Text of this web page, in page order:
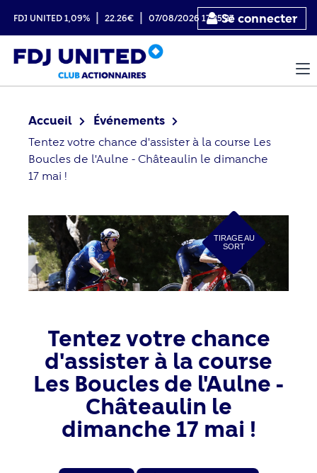
FDJ UNITED 1,09% | 22.26€ | 07/08/2026 17:35:27Se connecter
Accueil
Événements
Tentez votre chance d'assister à la course Les
Boucles de l'Aulne - Châteaulin le dimanche
17 mai !
TIRAGE AU
SORT
Tentez votre chance
d'assister à la course
Les Boucles de l'Aulne -
Châteaulin le
dimanche 17 mai !